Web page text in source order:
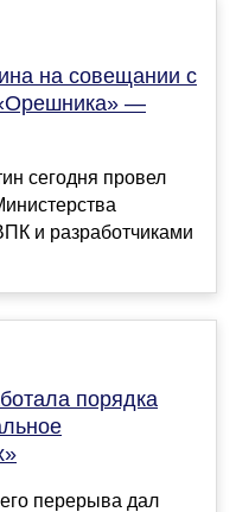
на совещании с
«Орешника» —
сегодня провел
и разработчиками
порядка
перерыва дал